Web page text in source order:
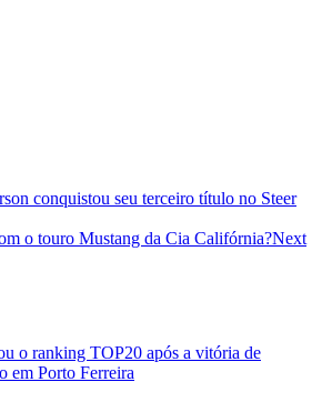
conquistou seu terceiro título no Steer
o touro Mustang da Cia Califórnia?Next
o ranking TOP20 após a vitória de
em Porto Ferreira